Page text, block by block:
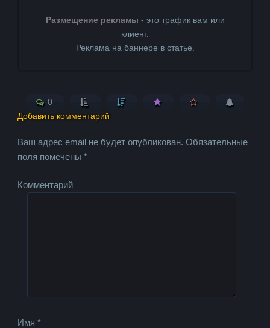
Размещение рекламы - это трафик вам или
клиент.
Реклама на баннере в статье.
0
Добавить комментарий
Ваш адрес email не будет опубликован. Обязательные
поля помечены*
Комментарий
Имя*